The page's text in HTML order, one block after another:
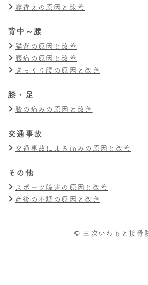
寝違えの原因と改善
背中～腰
猫背の原因と改善
腰痛の原因と改善
ぎっくり腰の原因と改善
膝・足
膝の痛みの原因と改善
交通事故
交通事故による痛みの原因と改善
その他
スポーツ障害の原因と改善
産後の不調の原因と改善
© 三次いわもと接骨